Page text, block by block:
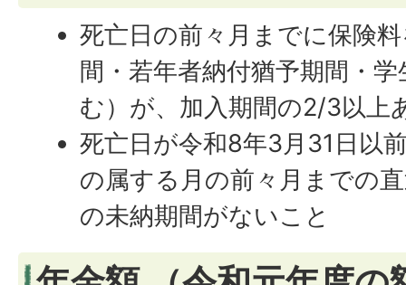
死亡日の前々月までに保険
間・若年者納付猶予期間・
む）が、加入期間の2/3以上
死亡日が令和8年3月31日以
の属する月の前々月までの
の未納期間がないこと